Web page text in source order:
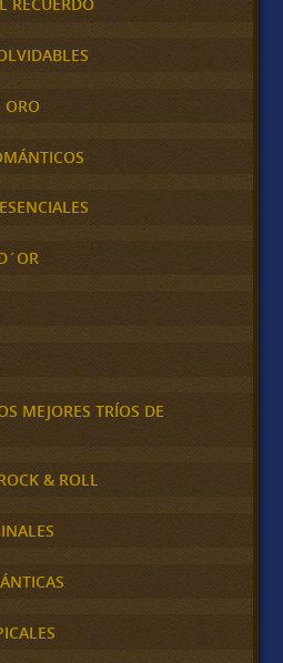
RECUERDO
ORO
MEJORES TRÍOS DE
& ROLL